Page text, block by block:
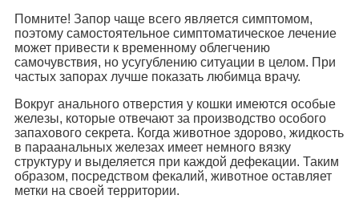
Помните! Запор чаще всего является симптомом,
поэтому самостоятельное симптоматическое лечение
может привести к временному облегчению
самочувствия, но усугублению ситуации в целом. При
частых запорах лучше показать любимца врачу.
Вокруг анального отверстия у кошки имеются особые
железы, которые отвечают за производство особого
запахового секрета. Когда животное здорово, жидкость
в параанальных железах имеет немного вязку
структуру и выделяется при каждой дефекации. Таким
образом, посредством фекалий, животное оставляет
метки на своей территории.